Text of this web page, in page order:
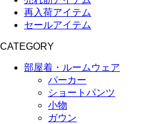
再入荷アイテム
セールアイテム
CATEGORY
部屋着・ルームウェア
パーカー
ショートパンツ
小物
ガウン